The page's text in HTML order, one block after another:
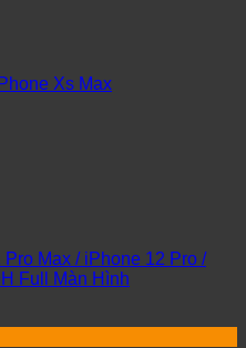
Xs Max
Max / iPhone 12 Pro /
Full Màn Hình